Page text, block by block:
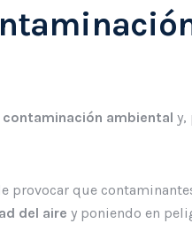
contaminación ambiental y,
provocar que
del aire y poniendo en